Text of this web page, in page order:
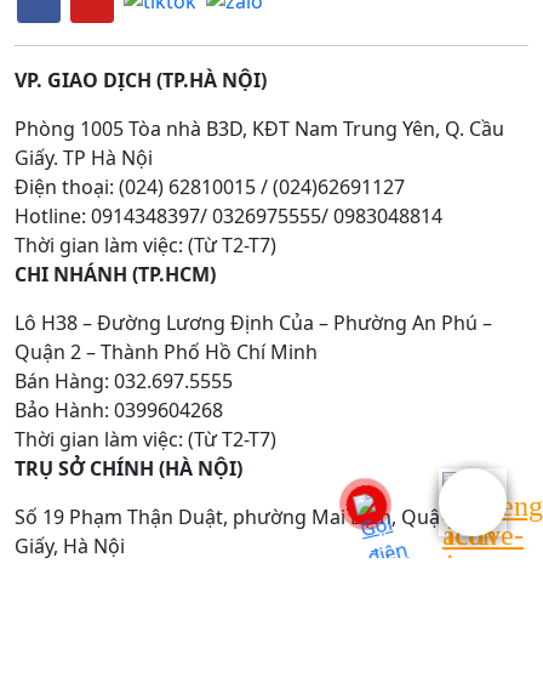
VP. GIAO DỊCH (TP.HÀ NỘI)
Phòng 1005 Tòa nhà B3D, KĐT Nam Trung Yên, Q. Cầu
Giấy. TP Hà Nội
Điện thoại: (024) 62810015 / (024)62691127
Hotline: 0914348397/ 0326975555/ 0983048814
Thời gian làm việc: (Từ T2-T7)
CHI NHÁNH (TP.HCM)
Lô H38 – Đường Lương Định Của – Phường An Phú –
Quận 2 – Thành Phố Hồ Chí Minh
Bán Hàng: 032.697.5555
Bảo Hành: 0399604268
Thời gian làm việc: (Từ T2-T7)
TRỤ SỞ CHÍNH (HÀ NỘI)
Số 19 Phạm Thận Duật, phường Mai Dịch, Quận Cầu
Giấy, Hà Nội